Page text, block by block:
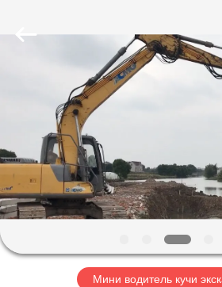
ПРОДУКТЫ
ШОУ
VR
О
Ltd..
Мини водитель кучи